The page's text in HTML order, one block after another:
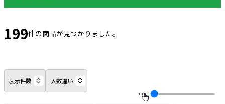
す
199件の商品が見つかりました。
表示件数 入数違い